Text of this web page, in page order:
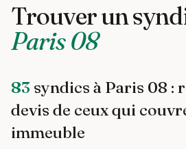
Trouver un
Paris 08
83 syndics à Paris 08 :
devis de ceux qui
immeuble